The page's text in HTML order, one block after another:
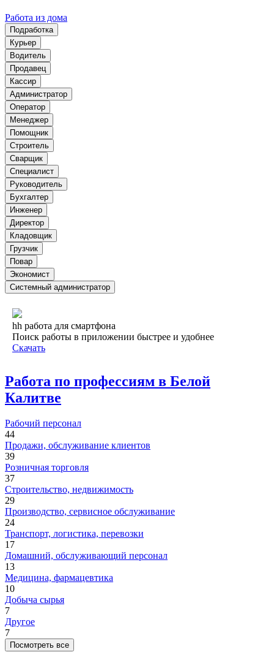
Работа из дома
Подработка
Курьер
Водитель
Продавец
Кассир
Администратор
Оператор
Менеджер
Помощник
Строитель
Сварщик
Специалист
Руководитель
Бухгалтер
Инженер
Директор
Кладовщик
Грузчик
Повар
Экономист
Системный администратор
hh работа для смартфона
Поиск работы в приложении быстрее и удобнее
Скачать
Работа по профессиям в Белой
Калитве
Рабочий персонал
44
Продажи, обслуживание клиентов
39
Розничная торговля
37
Строительство, недвижимость
29
Производство, сервисное обслуживание
24
Транспорт, логистика, перевозки
17
Домашний, обслуживающий персонал
13
Медицина, фармацевтика
10
Добыча сырья
7
Другое
7
Посмотреть все